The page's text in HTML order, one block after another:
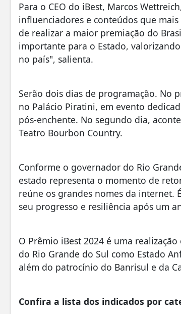
Para o CEO do iBest, Marcos
influenciadores e conteúdos que
de realizar a maior premiação do
importante para o Estado,
no país", salienta.
Serão dois dias de programação. No
no Palácio Piratini, em evento
pós-enchente. No segundo dia,
Teatro Bourbon Country.
Conforme o governador do Rio
estado representa o momento de
reúne os grandes nomes da internet.
seu progresso e resiliência após um
O Prêmio iBest 2024 é uma
do Rio Grande do Sul como Estado
além do patrocínio do Banrisul e da
Confira a lista dos indicados por